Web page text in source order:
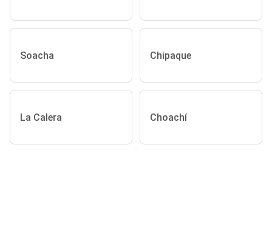
Soacha Chipaque
La Calera Choachí